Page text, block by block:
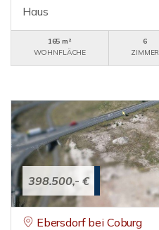
Haus
165 m²
WOHNFLÄCHE
6
ZIMMER
398.500,- €
Ebersdorf bei Coburg